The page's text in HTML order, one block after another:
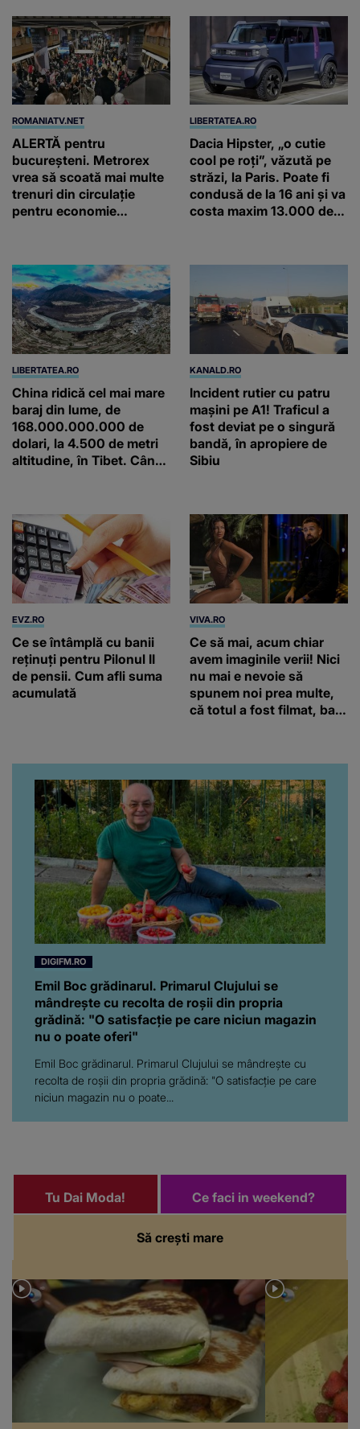
ROMANIATV.NET
ALERTĂ pentru
bucureșteni. Metrorex
vrea să scoată mai multe
trenuri din circulație
pentru economie
minute
LIBERTATEA.RO
Dacia Hipster, „o cutie
cool pe roți”, văzută pe
străzi, la Paris. Poate fi
condusă de la 16 ani și va
costa maxim 13.000 de
LIBERTATEA.RO
China ridică cel mai mare
baraj din lume, de
168.000.000.000 de
dolari, la 4.500 de metri
altitudine, în Tibet. Când
KANALD.RO
Incident rutier cu patru
mașini pe A1! Traficul a
fost deviat pe o singură
bandă, în apropiere de
Sibiu
EVZ.RO
Ce se întâmplă cu banii
reținuți pentru Pilonul II
de pensii. Cum afli suma
acumulată
VIVA.RO
Ce să mai, acum chiar
avem imaginile verii! Nici
nu mai e nevoie să
spunem noi prea multe,
că totul a fost filmat, ba
da, frumoasa iubită a lui
Florin Ristei e...
DIGIFM.RO
Emil Boc grădinarul. Primarul Clujului se
mândrește cu recolta de roșii din propria
grădină: "O satisfacție pe care niciun magazin
nu o poate oferi"
Emil Boc grădinarul. Primarul Clujului se mândrește cu
recolta de roșii din propria grădină: "O satisfacție pe care
niciun magazin nu o poate...
Să crești mare
Tu Dai Moda! Ce faci in weekend?